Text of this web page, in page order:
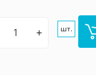
+ шт.